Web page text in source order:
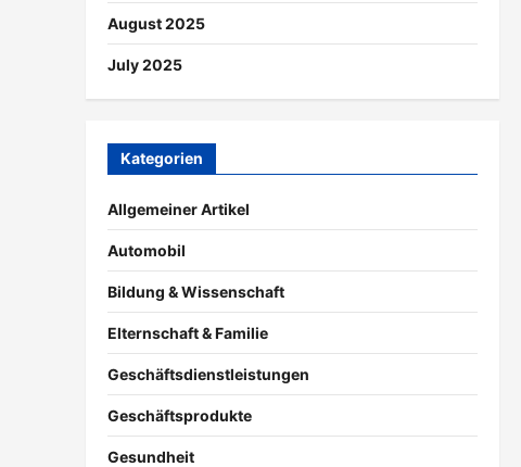
August 2025
July 2025
Kategorien
Allgemeiner Artikel
Automobil
Bildung & Wissenschaft
Elternschaft & Familie
Geschäftsdienstleistungen
Geschäftsprodukte
Gesundheit